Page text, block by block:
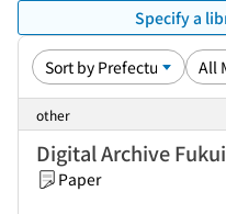
Specify a
other
Digital Archive Fukui
Paper